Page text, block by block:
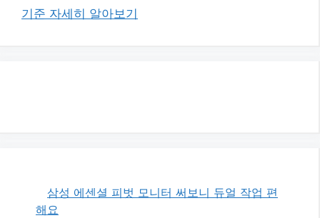
기준 자세히 알아보기
삼성 에센셜 피벗 모니터 써보니 듀얼 작업 편
해요